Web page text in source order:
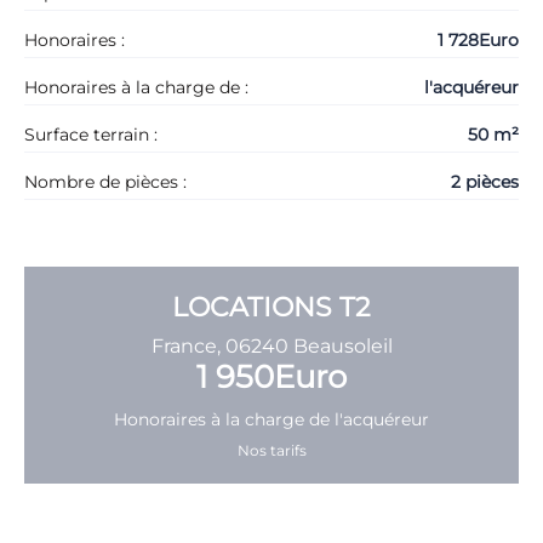
Honoraires : 1 728Euro
Honoraires à la charge de : l'acquéreur
Surface terrain : 50 m²
Nombre de pièces : 2 pièces
LOCATIONS T2
France, 06240 Beausoleil
1 950Euro
Honoraires à la charge de l'acquéreur
Nos tarifs